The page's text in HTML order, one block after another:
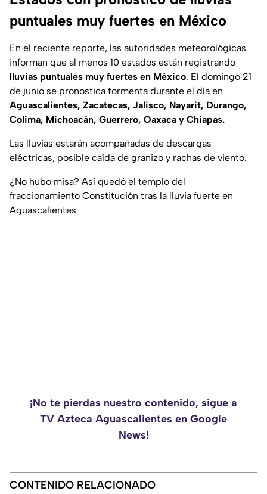
puntuales muy fuertes en México
En el reciente reporte, las autoridades meteorológicas
informan que al menos 10 estados están registrando
lluvias puntuales muy fuertes en México. El domingo 21
de junio se pronostica tormenta durante el día en
Aguascalientes, Zacatecas, Jalisco, Nayarit, Durango,
Colima, Michoacán, Guerrero, Oaxaca y Chiapas.
Las lluvias estarán acompañadas de descargas
eléctricas, posible caída de granizo y rachas de viento.
¿No hubo misa? Así quedó el templo del
fraccionamiento Constitución tras la lluvia fuerte en
Aguascalientes
¡No te pierdas nuestro contenido, sigue a
TV Azteca Aguascalientes en Google
News!
CONTENIDO RELACIONADO